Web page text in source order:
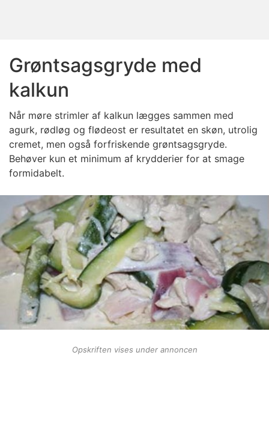
Grøntsagsgryde med
kalkun
Når møre strimler af kalkun lægges sammen med
agurk, rødløg og flødeost er resultatet en skøn, utrolig
cremet, men også forfriskende grøntsagsgryde.
Behøver kun et minimum af krydderier for at smage
formidabelt.
Opskriften vises under annoncen